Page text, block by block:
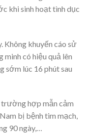
khi sinh hoạt tình dục
Không khuyến cáo sử
minh có hiệu quả lên
sớm lúc 16 phút sau
trường hợp mẫn cảm
bị bệnh tim mạch,
90 ngày,…